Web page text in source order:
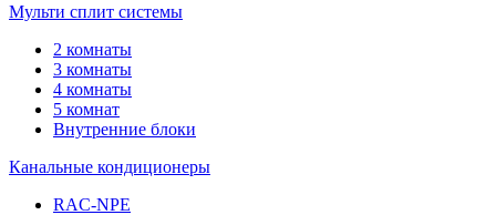
Мульти сплит системы
2 комнаты
3 комнаты
4 комнаты
5 комнат
Внутренние блоки
Канальные кондиционеры
RAC-NPE